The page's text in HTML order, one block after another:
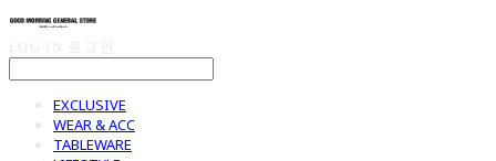
EXCLUSIVE
WEAR & ACC
TABLEWARE